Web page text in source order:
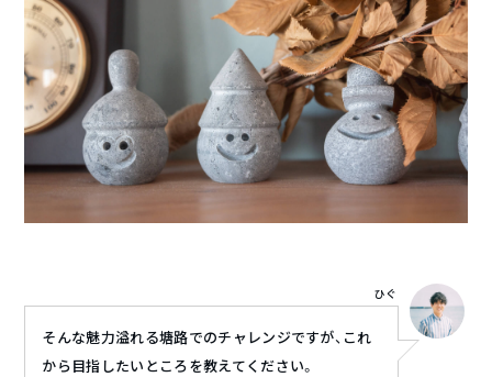
そんな魅力溢れる塘路でのチャレンジですが、これ
から目指したいところを教えてください。
ひぐ